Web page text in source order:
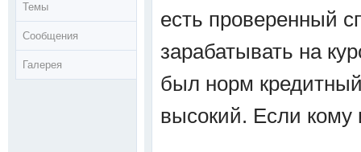
Темы
Сообщения
Галерея
есть проверенный
зарабатывать на
был норм
высокий. Если кому